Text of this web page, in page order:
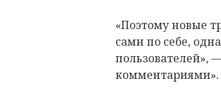
«Поэтому новые
сами по себе,
пользователей»,
комментариями».